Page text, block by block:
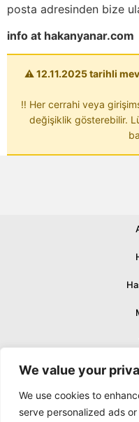
We value your
We use cookies to
serve personalized ads
posta adresinden bize
info at hakanyanar.com
⚠️ 12.11.2025 tarihli
‼️ Her cerrahi veya
değişiklik gösterebilir.